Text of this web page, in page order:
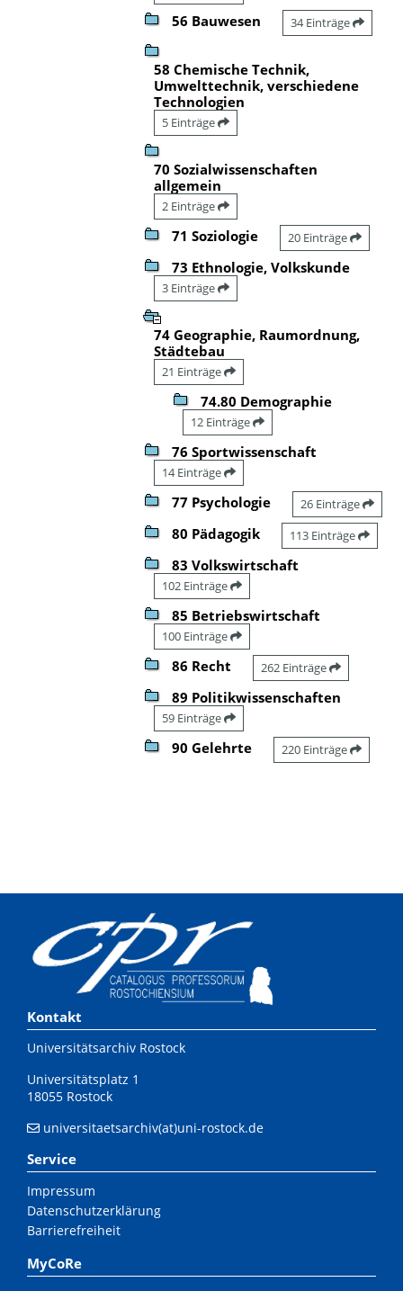
56 Bauwesen 34 Einträge
58 Chemische Technik,
Umwelttechnik, verschiedene
Technologien
5 Einträge
70 Sozialwissenschaften
allgemein
2 Einträge
71 Soziologie 20 Einträge
73 Ethnologie, Volkskunde
3 Einträge
74 Geographie, Raumordnung,
Städtebau
21 Einträge
74.80 Demographie
12 Einträge
76 Sportwissenschaft
14 Einträge
77 Psychologie 26 Einträge
80 Pädagogik 113 Einträge
83 Volkswirtschaft
102 Einträge
85 Betriebswirtschaft
100 Einträge
86 Recht 262 Einträge
89 Politikwissenschaften
59 Einträge
90 Gelehrte 220 Einträge
Kontakt
Universitätsarchiv Rostock
Universitätsplatz 1
18055 Rostock
universitaetsarchiv(at)uni-rostock.de
Service
Impressum
Datenschutzerklärung
Barrierefreiheit
MyCoRe